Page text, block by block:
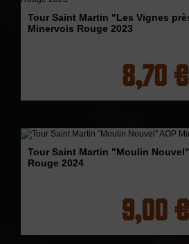
Tour Saint Martin "Les Vignes
Minervois Rouge 2023
8,70 €
Tour Saint Martin "Moulin
Rouge 2024
9,00 €